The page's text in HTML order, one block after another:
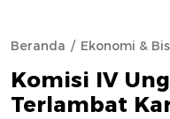
Beranda Ekonomi &
Komisi IV
Terlambat